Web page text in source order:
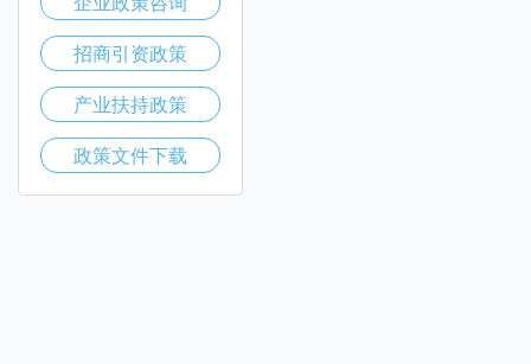
招商引资政策
产业扶持政策
政策文件下载